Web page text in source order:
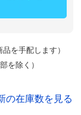
品を手配します）
を除く）
の在庫数を見る